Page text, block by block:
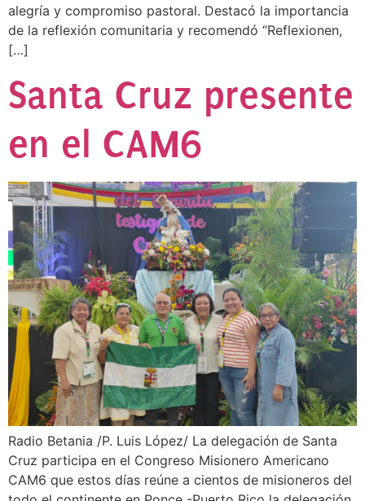
alegría y compromiso pastoral. Destacó la importancia
de la reflexión comunitaria y recomendó “Reflexionen,
[…]
Santa Cruz presente
en el CAM6
Radio Betania /P. Luis López/ La delegación de Santa
Cruz participa en el Congreso Misionero Americano
CAM6 que estos días reúne a cientos de misioneros del